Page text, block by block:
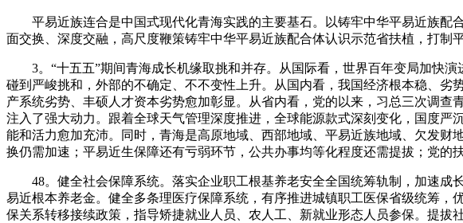
平易近族连合是中国式现代化青海实践的主要基石。以铸牢中华平易近族配
面交换、深度交融，高尺度鞭策铸牢中华平易近族配合体认识示范省扶植，打制
3。“十五五”期间青海成长机缘取挑和并存。从国际看，世界百年变局加快演
碰到严峻挑和，外部的不确定、不不变性上升。从国内看，我国经济根本稳、
产系统劣势、丰硕人才资本劣势愈加彰显。从省内看，党的以来，习总三次调
注入了强大动力。跟着全球天气管理深度推进，全球能源款式深刻变化，国度
能和活力愈加充沛。同时，青海是高原地域、西部地域、平易近族地域、欠发
换仍需加速；平易近生保障还有亏弱环节，公共办事均等化程度还需提拔；党的
48。健全社会保障系统。落实企业职工根基养老安全全国统筹轨制，加速成
易近根本养老金。健全多条理医疗保障系统，有序推进城镇职工医保省级统筹
保关系转移接续政策，指导矫捷就业人员、农人工、新就业形态人员参保。提